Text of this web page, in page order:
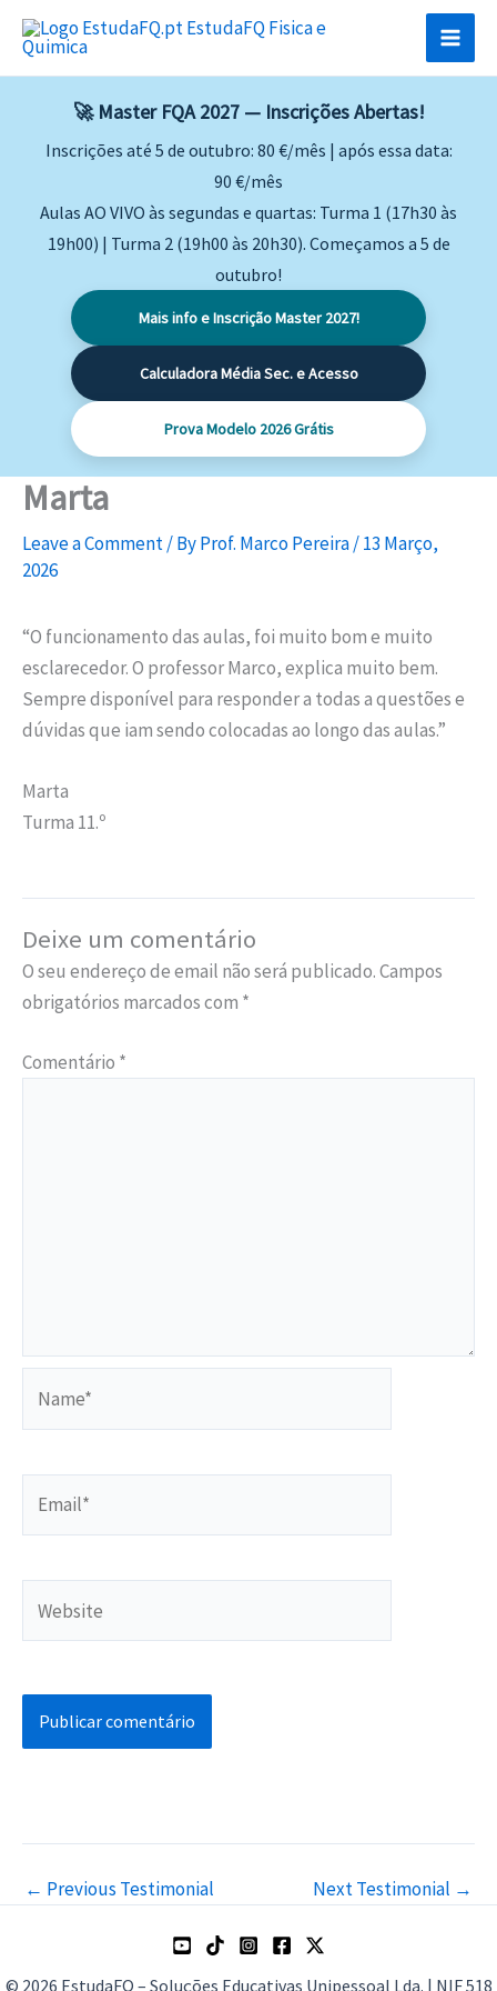
Skip
content
🚀 Master FQA 2027 — Inscrições Abertas!
Inscrições até 5 de outubro: 80 €/mês | após essa data:
90 €/mês
Aulas AO VIVO às segundas e quartas: Turma 1 (17h30 às
19h00) | Turma 2 (19h00 às 20h30). Começamos a 5 de
outubro!
Mais info e Inscrição Master 2027!
Calculadora Média Sec. e Acesso
Prova Modelo 2026 Grátis
Marta
Leave a Comment/ ByProf. Marco Pereira/13 Março,
2026
“O funcionamento das aulas, foi muito bom e muito
esclarecedor. O professor Marco, explica muito bem.
Sempre disponível para responder a todas a questões e
dúvidas que iam sendo colocadas ao longo das aulas.”
Marta
Turma 11.º
Deixe um comentário
O seu endereço de email não será publicado.Campos
obrigatórios marcados com *
Comentário *
← Previous Testimonial Next Testimonial →
© 2026 EstudaFQ – Soluções Educativas Unipessoal Lda. | NIF 518